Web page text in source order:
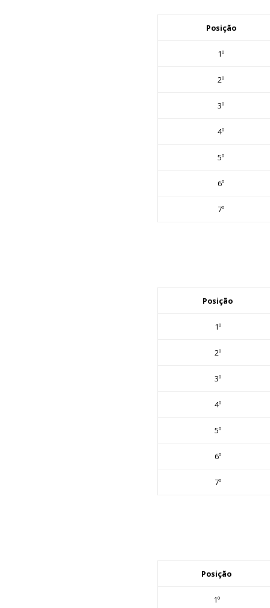
Posição
1º
2º
3º
4º
5º
6º
7º
Posição
1º
2º
3º
4º
5º
6º
7º
Posição
1º